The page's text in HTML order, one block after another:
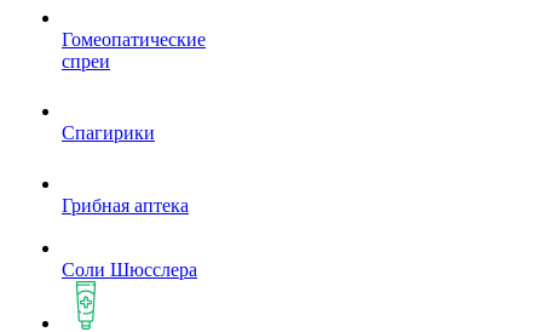
Гомеопатические
спреи
Спагирики
Грибная аптека
Соли Шюсслера